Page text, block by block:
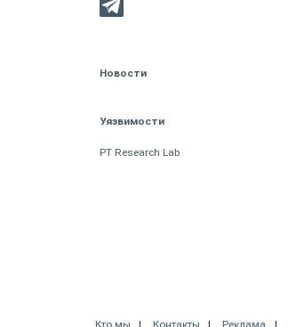
Новости
Уязвимости
PT Research Lab